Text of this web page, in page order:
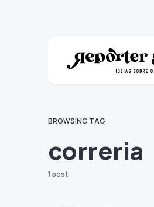
BROWSING TAG
correria
1 post